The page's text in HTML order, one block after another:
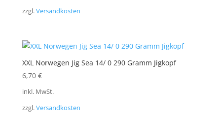
zzgl.Versandkosten
XXL Norwegen Jig Sea 14/ 0 290 Gramm Jigkopf
6,70 €
inkl. MwSt.
zzgl.Versandkosten